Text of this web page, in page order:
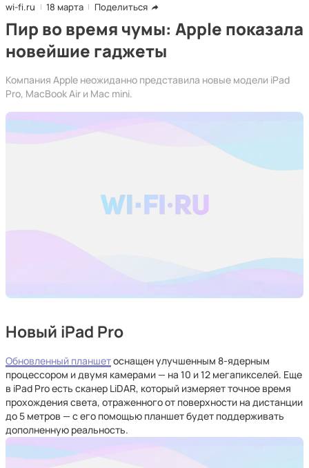
wi-fi.ru 18 марта Поделиться
Пир во время чумы: Apple показала
новейшие гаджеты
Компания Apple неожиданно представила новые модели iPad
Pro, MacBook Air и Mac mini.
Новый iPad Pro
Обновленный планшетоснащен улучшенным 8-ядерным
процессором и двумя камерами — на 10 и 12 мегапикселей. Еще
в iPad Pro есть сканер LiDAR, который измеряет точное время
прохождения света, отраженного от поверхности на дистанции
до 5 метров — с его помощью планшет будет поддерживать
дополненную реальность.